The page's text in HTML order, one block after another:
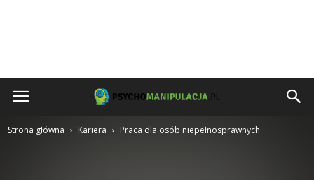
Psychomanipulacja.pl
Strona główna Kariera Praca dla osób niepełnosprawnych